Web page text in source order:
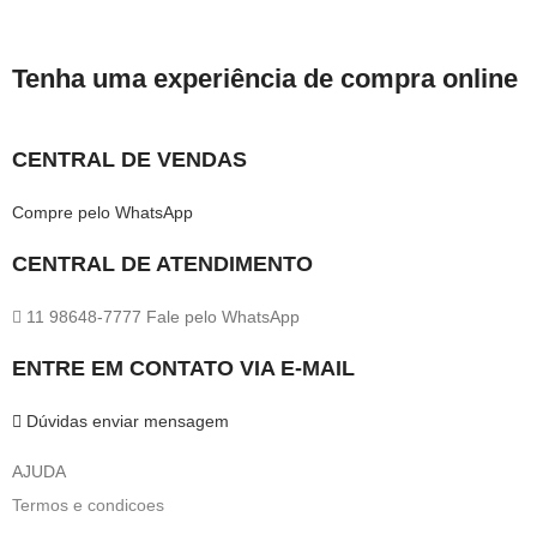
Tenha uma experiência de compra online
CENTRAL DE VENDAS
Compre pelo WhatsApp
CENTRAL DE ATENDIMENTO
11 98648-7777 Fale pelo WhatsApp
ENTRE EM CONTATO VIA E-MAIL
Dúvidas enviar mensagem
AJUDA
Termos e condicoes